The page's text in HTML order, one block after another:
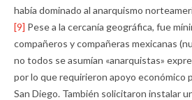
había dominado al anarquismo
[9] Pese a la cercanía geográfica, fue
compañeros y compañeras mexicanas
no todos se asumían «anarquistas»
por lo que requirieron apoyo económico
San Diego. También solicitaron instalar